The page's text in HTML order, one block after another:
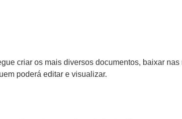
criar os mais diversos documentos, baixar
poderá editar e visualizar.